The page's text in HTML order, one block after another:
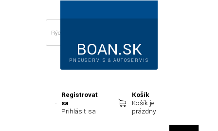
BOAN.SK
PNEUSERVIS & AUTOSERVIS
Registrovať
sa
Prihlásiť sa
Košík
Košík je
prázdny